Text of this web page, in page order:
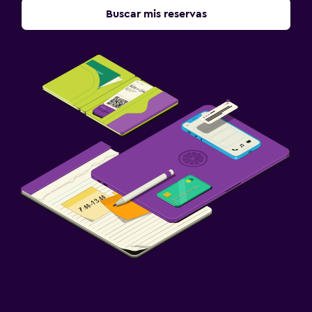
Carga de vehículos eléctricos
Terraza/patio
Sillas de playa
Zona de trabajo
Fax/fotocopiadora
Escritorio
Buscar mis reservas